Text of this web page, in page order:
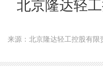
北京隆达轻
来源：北京隆达轻工控股有限